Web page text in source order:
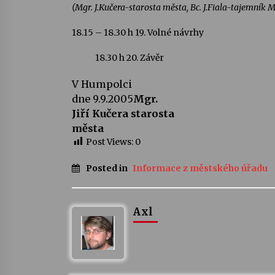
(Mgr. J.Kučera-starosta města, Bc. J.Fiala-tajemník
18.15 – 18.30 h 19.Volné návrhy
18.30 h20. Závěr
V Humpolci
dne 9.9.2005Mgr.
Jiří Kučera starosta
města
Post Views: 0
Posted in Informace z městského úřadu
Axl